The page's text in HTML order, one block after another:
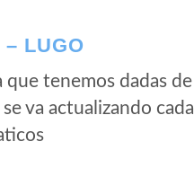
LUGO
que tenemos dadas de
va actualizando cada